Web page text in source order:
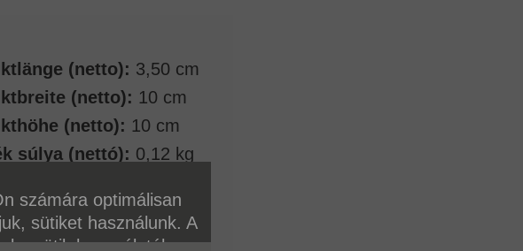
számára optimálisan
sütiket használunk. A
a sütik használatához.
(netto): 3,50 cm
(netto): 10 cm
(netto): 10 cm
súlya (nettó): 0,12 kg